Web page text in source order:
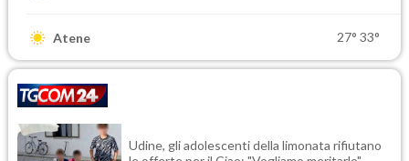
Atene 27° 33°
Udine, gli adolescenti della limonata rifiutano